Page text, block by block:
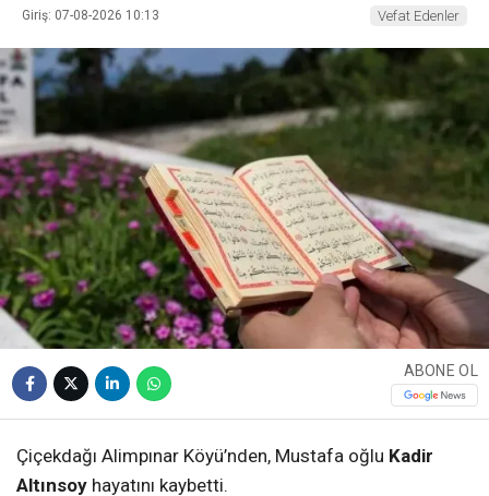
Giriş: 07-08-2026 10:13 Vefat Edenler
ABONE OL
Çiçekdağı Alimpınar Köyü’nden, Mustafa oğlu Kadir
Altınsoy hayatını kaybetti.